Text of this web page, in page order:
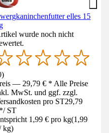
elles 15
wurde noch nicht
)
— 29,79 € * Alle Preise
MwSt. und ggf. zzgl.
pro ST29,79
*/ ST
1,99 € pro kg(1,99
kg)